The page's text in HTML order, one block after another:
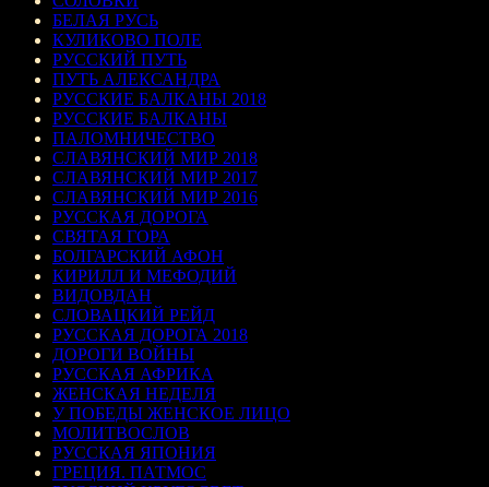
БЕЛАЯ РУСЬ
КУЛИКОВО ПОЛЕ
РУССКИЙ ПУТЬ
ПУТЬ АЛЕКСАНДРА
РУССКИЕ БАЛКАНЫ 2018
РУССКИЕ БАЛКАНЫ
ПАЛОМНИЧЕСТВО
СЛАВЯНСКИЙ МИР 2018
СЛАВЯНСКИЙ МИР 2017
СЛАВЯНСКИЙ МИР 2016
РУССКАЯ ДОРОГА
СВЯТАЯ ГОРА
БОЛГАРСКИЙ АФОН
КИРИЛЛ И МЕФОДИЙ
ВИДОВДАН
СЛОВАЦКИЙ РЕЙД
РУССКАЯ ДОРОГА 2018
ДОРОГИ ВОЙНЫ
РУССКАЯ АФРИКА
ЖЕНСКАЯ НЕДЕЛЯ
У ПОБЕДЫ ЖЕНСКОЕ ЛИЦО
МОЛИТВОСЛОВ
РУССКАЯ ЯПОНИЯ
ГРЕЦИЯ. ПАТМОС